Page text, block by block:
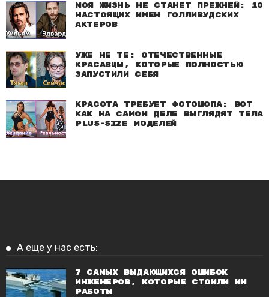
Моя жизнь не станет прежней: 10
настоящих имен голливудских
актеров
Уже не те: Отечественные
красавцы, которые полностью
запустили себя
Красота требует фотошопа: Вот
как на самом деле выглядят тела
plus-size моделей
А еще у нас есть:
7 самых выдающихся ошибок
инженеров, которые стоили им
работы